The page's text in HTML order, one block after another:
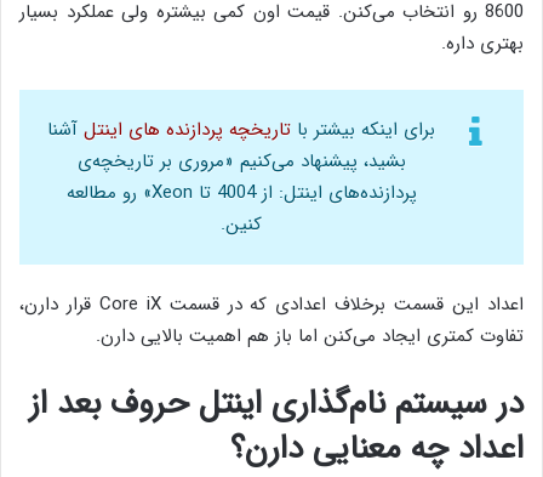
8600 رو انتخاب می‌کنن. قیمت اون کمی بیشتره ولی عملکرد بسیار
بهتری داره.
برای اینکه بیشتر با تاریخچه پردازنده های اینتل آشنا
بشید، پیشنهاد می‌کنیم «مروری بر تاریخچه‌ی
پردازنده‌های اینتل: از 4004 تا Xeon» رو مطالعه
کنین.
اعداد این قسمت برخلاف اعدادی که در قسمت Core iX قرار دارن،
تفاوت کمتری ایجاد می‌کنن اما باز هم اهمیت بالایی دارن.
در سیستم نام‌گذاری اینتل حروف بعد از
اعداد چه معنایی دارن؟